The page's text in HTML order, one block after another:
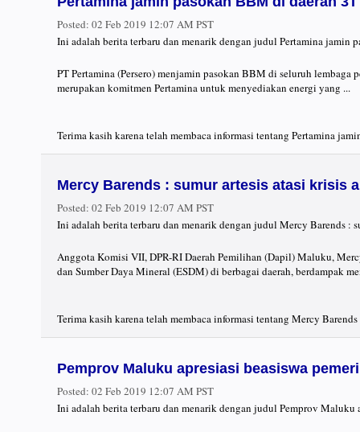
Posted: 02 Feb 2019 12:07 AM PST
Ini adalah berita terbaru dan menarik dengan judul Pertamina jamin
PT Pertamina (Persero) menjamin pasokan BBM di seluruh
merupakan komitmen Pertamina untuk menyediakan energi yang ...
Terima kasih karena telah membaca informasi tentang Pertamina
Mercy Barends : sumur artesis atasi krisis
Posted: 02 Feb 2019 12:07 AM PST
Ini adalah berita terbaru dan menarik dengan judul Mercy Barends
Anggota Komisi VII, DPR-RI Daerah Pemilihan (Dapil) Maluku,
dan Sumber Daya Mineral (ESDM) di berbagai daerah, berdampak
Terima kasih karena telah membaca informasi tentang Mercy
Pemprov Maluku apresiasi beasiswa
Posted: 02 Feb 2019 12:07 AM PST
Ini adalah berita terbaru dan menarik dengan judul Pemprov